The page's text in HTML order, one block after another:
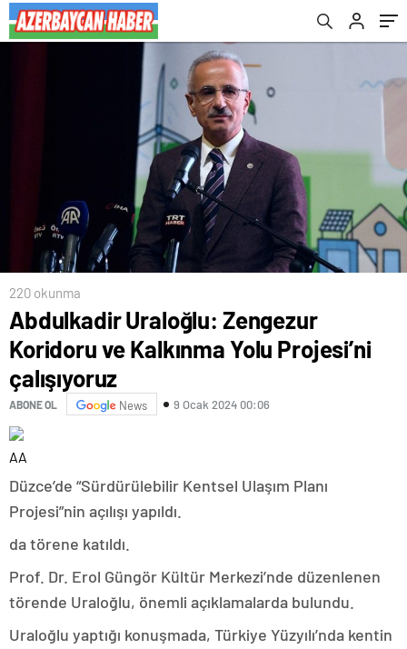
220 okunma
Abdulkadir Uraloğlu: Zengezur
Koridoru ve Kalkınma Yolu Projesi’ni
çalışıyoruz
ABONE OL News 9 Ocak 2024 00:06
AA
Düzce’de “Sürdürülebilir Kentsel Ulaşım Planı
Projesi”nin açılışı yapıldı.
da törene katıldı.
Prof. Dr. Erol Güngör Kültür Merkezi’nde düzenlenen
törende Uraloğlu, önemli açıklamalarda bulundu.
Uraloğlu yaptığı konuşmada, Türkiye Yüzyılı’nda kentin